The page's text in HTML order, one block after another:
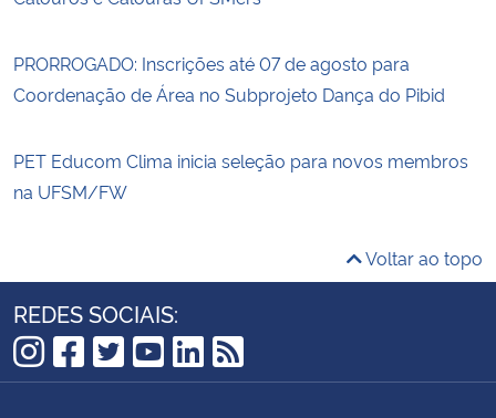
PRORROGADO: Inscrições até 07 de agosto para
Coordenação de Área no Subprojeto Dança do Pibid
PET Educom Clima inicia seleção para novos membros
na UFSM/FW
Voltar ao topo
REDES SOCIAIS:
Instagram
Facebook
Twitter
YouTube
LinkedIn
RSS